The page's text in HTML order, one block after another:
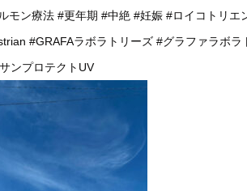
モン療法 #更年期 #中絶 #妊娠 #ロイコトリエ
#GRAFAラボラトリーズ #グラファラボラ
ンプロテクトUV